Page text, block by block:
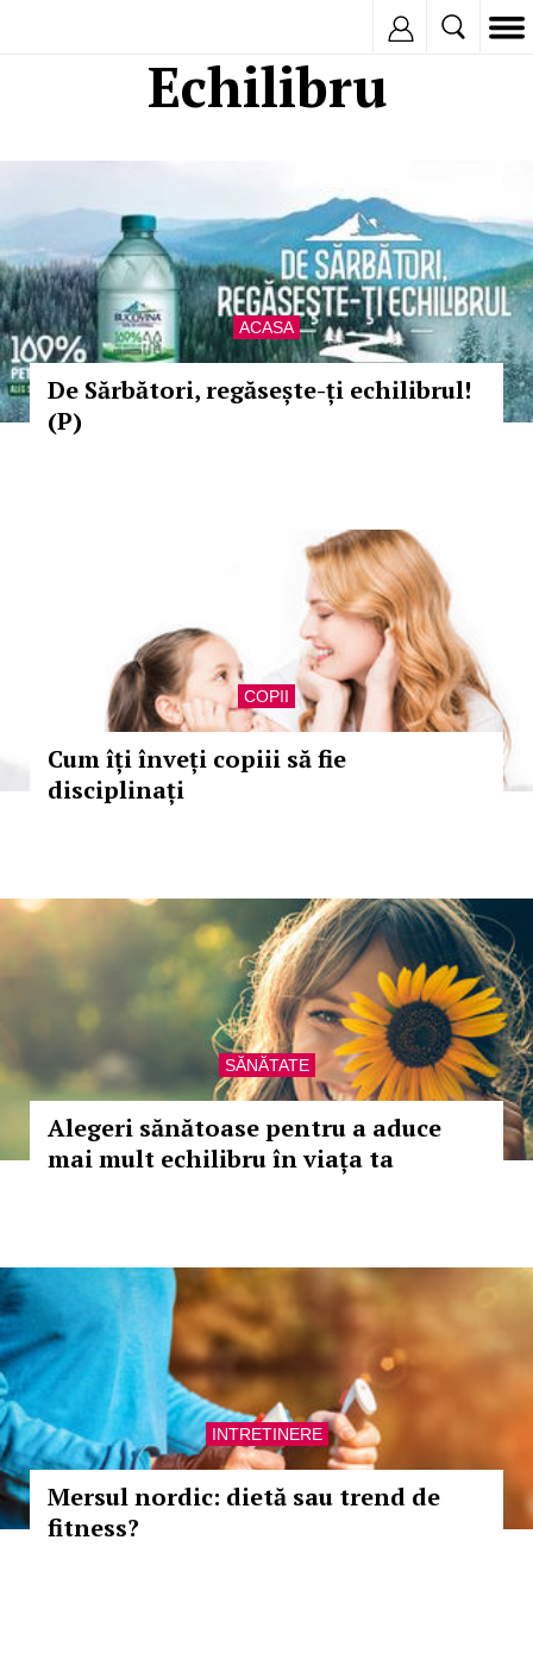
Echilibru
ACASA
De Sărbători, regăsește-ți echilibrul!
(P)
COPII
Cum îți înveți copiii să fie
disciplinați
SĂNĂTATE
Alegeri sănătoase pentru a aduce
mai mult echilibru în viața ta
INTRETINERE
Mersul nordic: dietă sau trend de
fitness?